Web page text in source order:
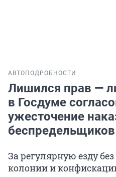
АВТО ПОДРОБНОСТИ
Лишился прав —
в Госдуме
ужесточение
беспредельщиков
За регулярную езду
колонии и